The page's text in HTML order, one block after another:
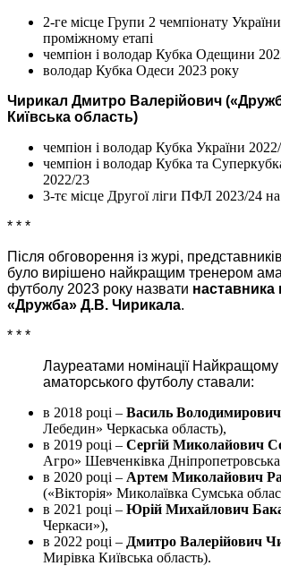
2-ге місце Групи 2 чемпіонату
проміжному етапі
чемпіон і володар Кубка Одещини
володар Кубка Одеси 2023 року
Чирикал Дмитро Валерійович
Київська область)
чемпіон і володар Кубка України
чемпіон і володар Кубка та
2022/23
3-тє місце Другої ліги ПФЛ 2023/24
* * *
Після обговорення із журі,
було вирішено найкращим тренером
футболу 2023 року назвати
«Дружба» Д.В. Чирикала.
* * *
Лауреатами номінації Найкращому
аматорського футболу ставали:
в 2018 році – Василь
Лебедин» Черкаська область),
в 2019 році – Сергій Миколайович
Агро» Шевченківка Дніпропетровська
в 2020 році ‒ Артем Миколайович
(«Вікторія» Миколаївка Сумська
в 2021 році – Юрій Михайлович
Черкаси»),
в 2022 році – Дмитро Валерійович
Мирівка Київська область).